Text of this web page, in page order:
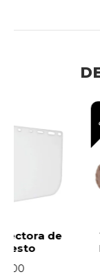
Tenis de
Industrial